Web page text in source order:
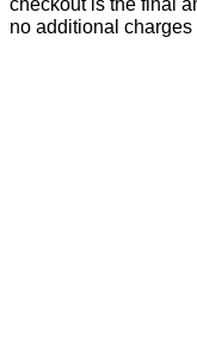
no additional